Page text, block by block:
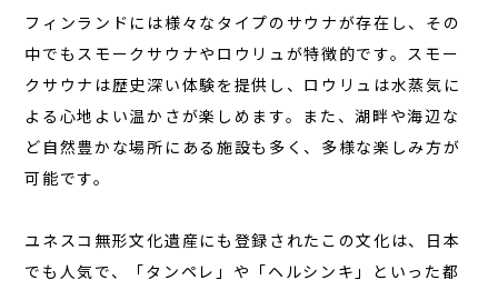
フィンランドには様々なタイプのサウナが存在し、その
中でもスモークサウナやロウリュが特徴的です。スモー
クサウナは歴史深い体験を提供し、ロウリュは水蒸気に
よる心地よい温かさが楽しめます。また、湖畔や海辺な
ど自然豊かな場所にある施設も多く、多様な楽しみ方が
可能です。
ユネスコ無形文化遺産にも登録されたこの文化は、日本
でも人気で、「タンペレ」や「ヘルシンキ」といった都